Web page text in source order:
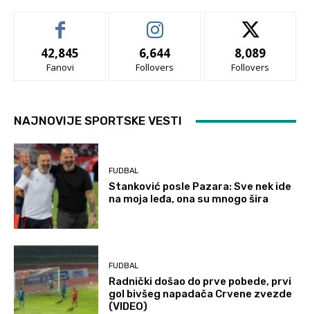
42,845
Fanovi
6,644
Follovers
8,089
Follovers
NAJNOVIJE SPORTSKE VESTI
FUDBAL
Stanković posle Pazara: Sve nek ide
na moja leđa, ona su mnogo šira
FUDBAL
Radnički došao do prve pobede, prvi
gol bivšeg napadača Crvene zvezde
(VIDEO)